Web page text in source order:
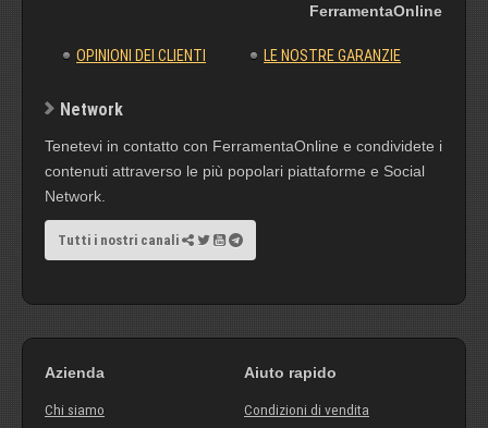
FerramentaOnline
OPINIONI DEI CLIENTI LE NOSTRE GARANZIE
Network
Tenetevi in contatto con FerramentaOnline e condividete i
contenuti attraverso le più popolari piattaforme e Social
Network.
Tutti i nostri canali
Azienda
Chi siamo
Aiuto rapido
Condizioni di vendita